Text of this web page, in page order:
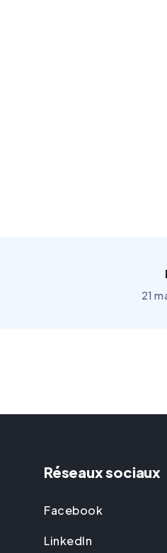
21
Réseaux sociaux
Facebook
LinkedIn